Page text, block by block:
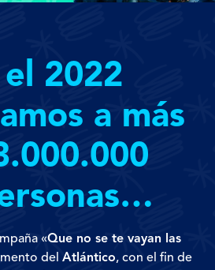
el 2022
a más
«Que no se te vayan las
del Atlántico, con el fin de